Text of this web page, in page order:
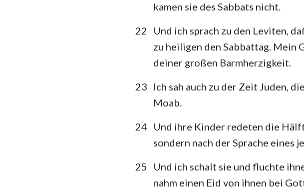
kamen sie des Sabbats nicht.
22
Und ich sprach zu den Leviten,
zu heiligen den Sabbattag. Mein
deiner großen Barmherzigkeit.
23
Ich sah auch zu der Zeit Juden,
Moab.
24
Und ihre Kinder redeten die
sondern nach der Sprache eines
25
Und ich schalt sie und fluchte
nahm einen Eid von ihnen bei